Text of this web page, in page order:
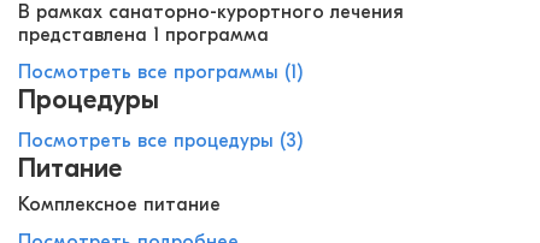
В рамках санаторно-курортного лечения
представлена 1 программа
Посмотреть все программы (1)
Процедуры
Посмотреть все процедуры (3)
Питание
Комплексное питание